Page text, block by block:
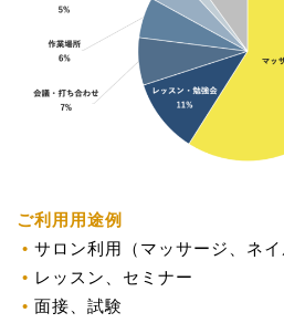
ご利用用途例
サロン利用（マッサージ、ネイ
レッスン、セミナー
面接、試験